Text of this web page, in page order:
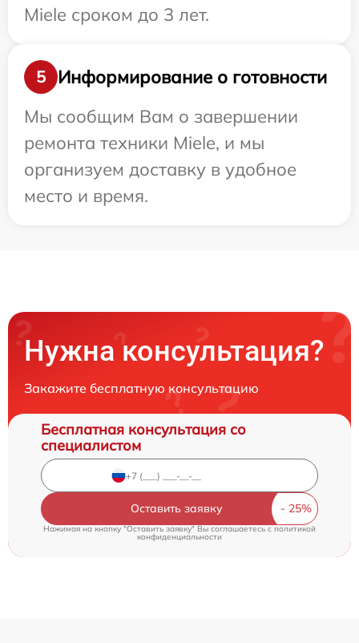
Miele сроком до 3 лет.
5
Информирование о готовности
Мы сообщим Вам о завершении
ремонта техники Miele, и мы
организуем доставку в удобное
место и время.
Нужна консультация?
Закажите бесплатную консультацию
Бесплатная консультация со
специалистом
Оставить заявку
Нажимая на кнопку "Оставить заявку" Вы соглашаетесь cполитикой
конфиденциальности